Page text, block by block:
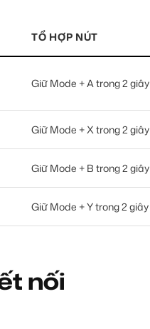
TỔ HỢP NÚT
Giữ Mode + A trong 2 giây
Giữ Mode + X trong 2 giây
Giữ Mode + B trong 2 giây
Giữ Mode + Y trong 2 giây
nối